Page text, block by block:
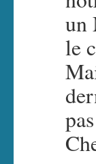
un
le